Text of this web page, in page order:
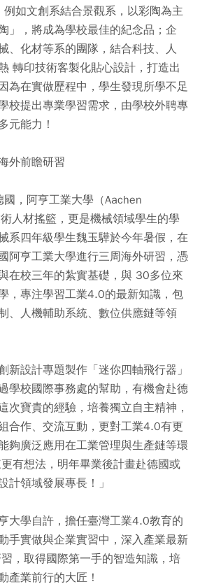
如文創系結合景觀系，以彩陶為主
」，將成為學校最佳的紀念品；企
、化材等系的團隊，結合科技、人
轉印技術客製化貼心設計，打造出
為在實做歷程中，學生發現所學不足
校提出專業學習需求，由學校外聘專
元能力！
外前瞻研習
，阿亨工業大學（Aachen
人材搖籃，更是機械領域學生的學
系四年級學生魏玉驊於今年暑假，在
阿亨工業大學進行三周海外研習，憑
在校三年的紮實基礎，與 30多位來
，專注學習工業4.0的最新知識，包
、人機輔助系統、數位供應鏈等領
新設計專題製作「迷你四軸飛行器」
學校國際事務處的幫助，有機會赴德
次寶貴的經驗，培養獨立自主精神，
合作、交流互動，更對工業4.0有更
夠廣泛應用在工業管理與生產鏈等環
有想法，明年畢業後計畫赴德國或
計領域發展專長！」
大學自許，擔任臺灣工業4.0教育的
手實做與企業實習中，深入產業最新
，取得國際第一手的智造知識，培
產業前行的大匠！